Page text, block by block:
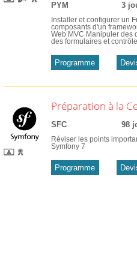
PYM 3
Installer et configurer un
composants d'un
Web MVC Manipuler des
des formulaires et
Programme
Préparation à la
SFC 98
Réviser les points
Symfony 7
Programme